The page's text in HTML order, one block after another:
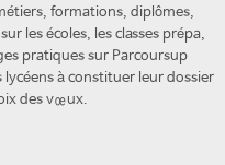
formations, diplômes,
les écoles, les classes prépa,
pratiques sur Parcoursup
à constituer leur dossier
des vœux.